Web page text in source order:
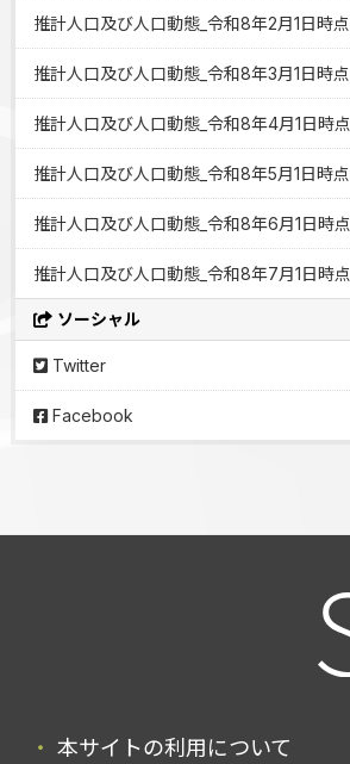
推計人口及び人口動態_令和8年2月1日時点
推計人口及び人口動態_令和8年3月1日時点
推計人口及び人口動態_令和8年4月1日時点
推計人口及び人口動態_令和8年5月1日時点
推計人口及び人口動態_令和8年6月1日時点
推計人口及び人口動態_令和8年7月1日時点
ソーシャル
Twitter
Facebook
本サイトの利用について